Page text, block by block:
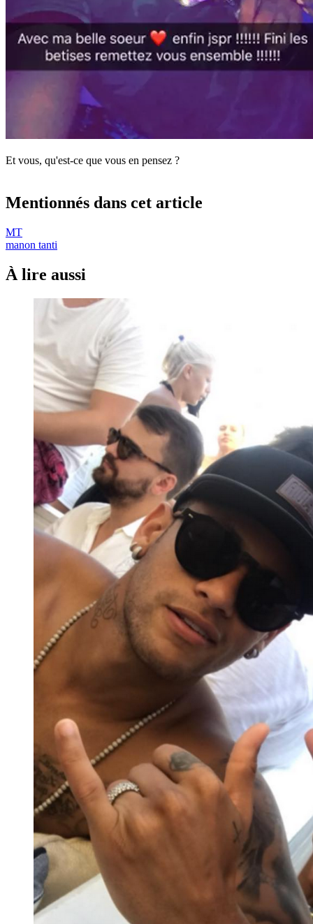
Et vous, qu'est-ce que vous en pensez ?
Mentionnés dans cet article
MT
manon tanti
À lire aussi